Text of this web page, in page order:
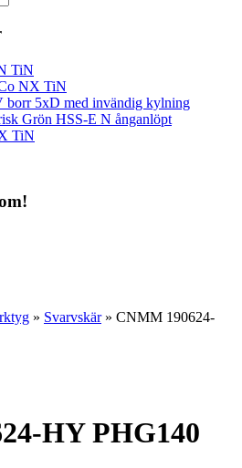
TiN
NX TiN
borr 5xD med invändig kylning
Grön HSS-E N ånganlöpt
TiN
» Svarvskär» CNMM 190624-
HY PHG140